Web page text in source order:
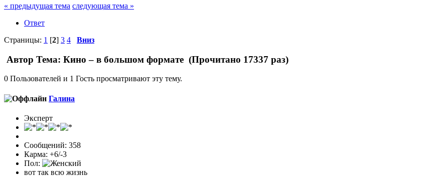
« предыдущая тема следующая тема »
Ответ
Страницы: 1 [2] 3 4 Вниз
Автор Тема: Кино – в большом формате (Прочитано 17337 раз)
0 Пользователей и 1 Гость просматривают эту тему.
Галина
Эксперт
Сообщений: 358
Карма: +6/-3
Пол:
вот так всю жизнь